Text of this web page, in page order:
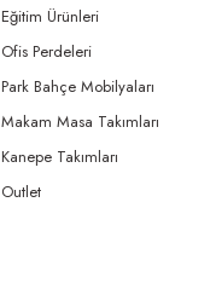
Eğitim Ürünleri
Ofis Perdeleri
Park Bahçe Mobilyaları
Makam Masa Takımları
Kanepe Takımları
Outlet